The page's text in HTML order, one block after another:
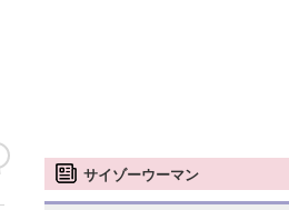
サイゾーウーマン